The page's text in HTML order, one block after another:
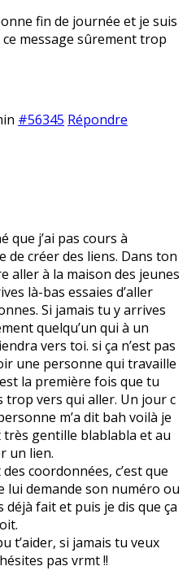
fin de journée et je suis
message sûrement trop
#56345 Répondre
que j’ai pas cours à
de créer des liens. Dans ton
aller à la maison des jeunes
là-bas essaies d’aller
Si jamais tu y arrives
quelqu’un qui à un
vers toi. si ça n’est pas
une personne qui travaille
la première fois que tu
trop vers qui aller. Un jour c
m’a dit bah voilà je
gentille blablabla et au
un lien.
coordonnées, c’est que
lui demande son numéro ou
déjà fait et puis je dis que ça
t’aider, si jamais tu veux
pas vrmt !!